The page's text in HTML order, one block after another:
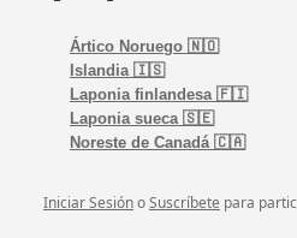
Ártico Noruego 🇳🇴
Islandia 🇮🇸
Laponia finlandesa 🇫🇮
Laponia sueca 🇸🇪
Noreste de Canadá 🇨🇦
Iniciar SesiónoSuscríbete para